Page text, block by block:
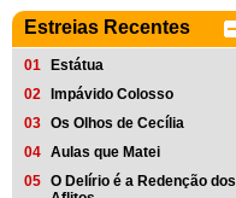
Estreias Recentes
01
Estátua
02
Impávido Colosso
03 Os Olhos de Cecília
04 Aulas que Matei
05 O Delírio é a Redenção dos